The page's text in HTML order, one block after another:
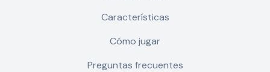
Características
Cómo jugar
Preguntas frecuentes